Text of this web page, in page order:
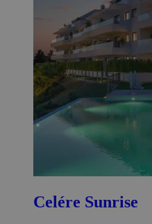
Celére Sunrise